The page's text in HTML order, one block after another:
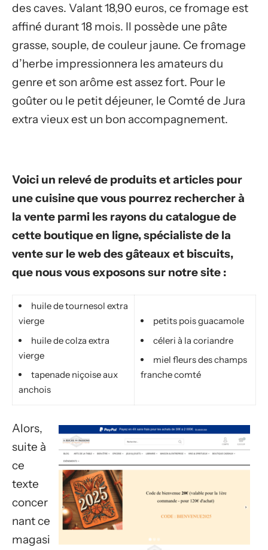
des caves. Valant 18,90 euros, ce fromage est
affiné durant 18 mois. Il possède une pâte
grasse, souple, de couleur jaune. Ce fromage
d’herbe impressionnera les amateurs du
genre et son arôme est assez fort. Pour le
goûter ou le petit déjeuner, le Comté de Jura
extra vieux est un bon accompagnement.
Voici un relevé de produits et articles pour
une cuisine que vous pourrez rechercher à
la vente parmi les rayons du catalogue de
cette boutique en ligne, spécialiste de la
vente sur le web des gâteaux et biscuits,
que nous vous exposons sur notre site :
huile de tournesol extra
vierge
huile de colza extra
vierge
tapenade niçoise aux
anchois
petits pois guacamole
céleri à la coriandre
miel fleurs des champs
franche comté
Alors,
suite à
ce
texte
concer
nant ce
magasi